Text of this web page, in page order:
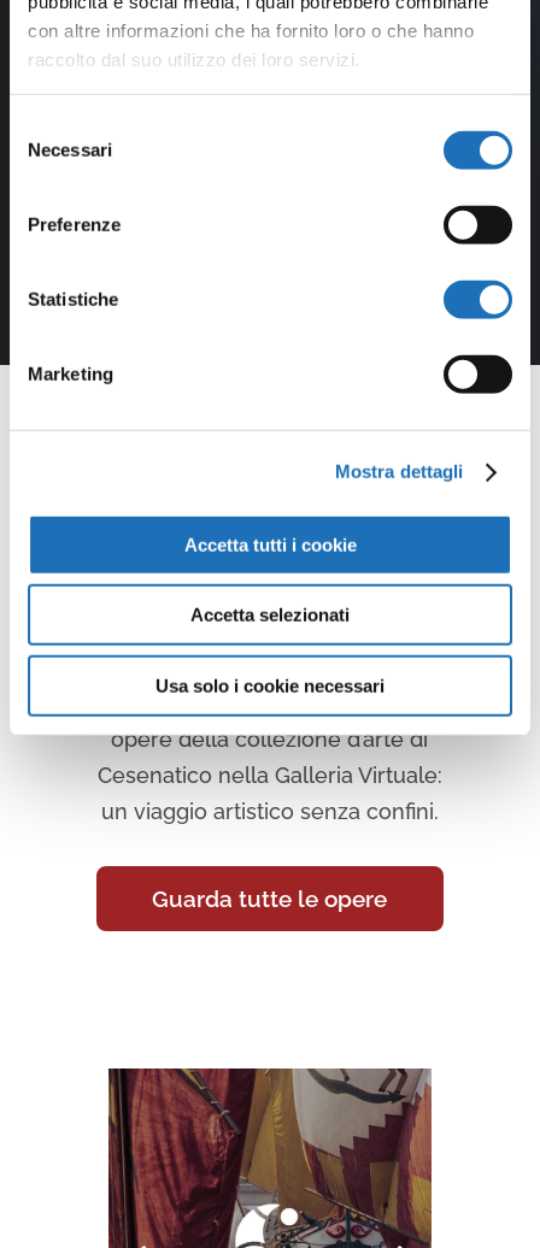
con altre informazioni che ha fornito loro o che hanno
raccolto dal suo utilizzo dei loro servizi.
delNecessari
Preferenze
Statistiche
Marketing
Mostra dettagli
Accetta tutti i cookie
Accetta selezionati
Usa solo i cookie necessari
Opere della
Galleria
Virtuale
opere della collezione d’arte di
Cesenatico nella Galleria Virtuale:
un viaggio artistico senza confini.
Guarda tutte le opere